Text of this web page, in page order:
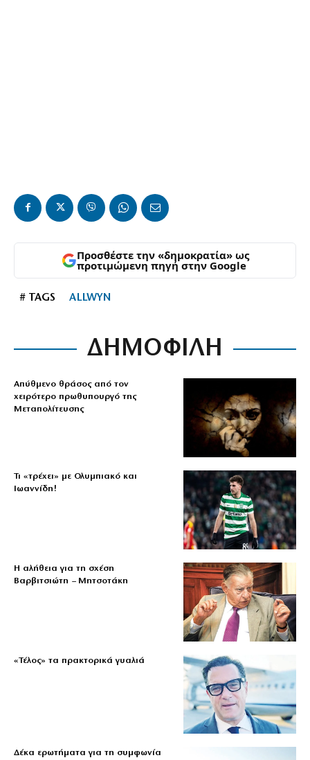
Προσθέστε την «δημοκρατία» ως
προτιμώμενη πηγή στην Google
# TAGS ALLWYN
ΔΗΜΟΦΙΛΗ
Απύθμενο θράσος από τον
χειρότερο πρωθυπουργό της
Μεταπολίτευσης
Τι «τρέχει» με Ολυμπιακό και
Ιωαννίδη!
Η αλήθεια για τη σχέση
Βαρβιτσιώτη – Μητσοτάκη
«Τέλος» τα πρακτορικά γυαλιά
Δέκα ερωτήματα για τη συμφωνία